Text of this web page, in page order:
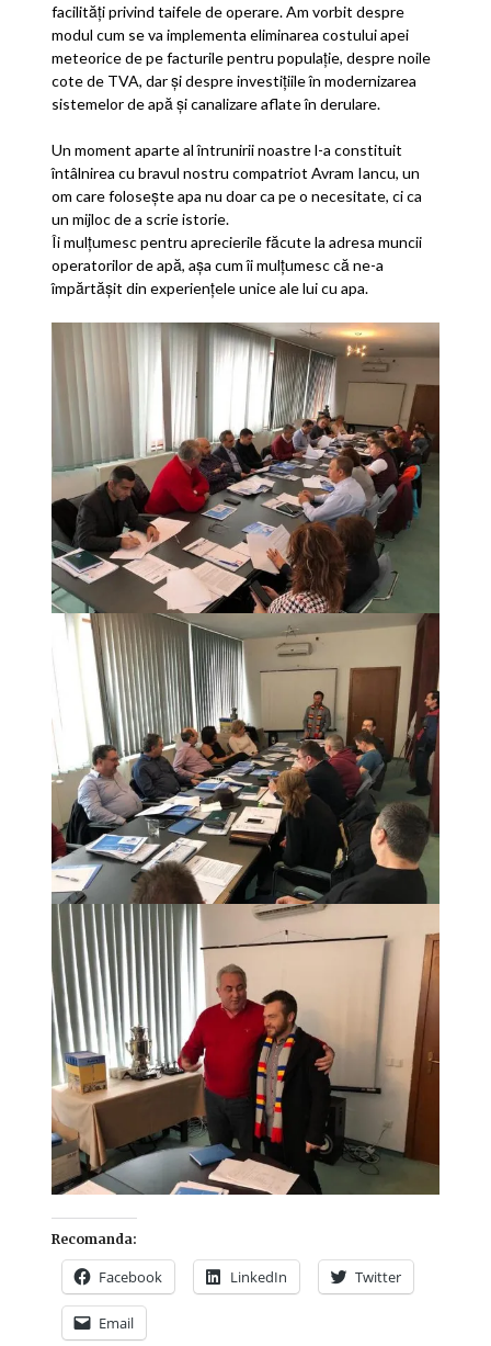
facilități privind taifele de operare. Am vorbit despre
modul cum se va implementa eliminarea costului apei
meteorice de pe facturile pentru populație, despre noile
cote de TVA, dar și despre investițiile în modernizarea
sistemelor de apă și canalizare aflate în derulare.
Un moment aparte al întrunirii noastre l-a constituit
întâlnirea cu bravul nostru compatriot Avram Iancu, un
om care folosește apa nu doar ca pe o necesitate, ci ca
un mijloc de a scrie istorie.
Îi mulțumesc pentru aprecierile făcute la adresa muncii
operatorilor de apă, așa cum îi mulțumesc că ne-a
împărtășit din experiențele unice ale lui cu apa.
Recomanda:
Facebook LinkedIn Twitter
Email